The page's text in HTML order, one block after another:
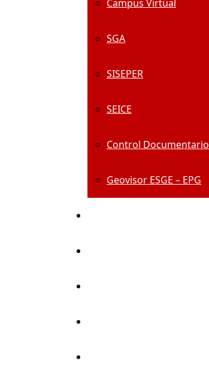
Campus Virtual
SGA
SISEPER
SEICE
Control Documentario
Geovisor ESGE – EPG